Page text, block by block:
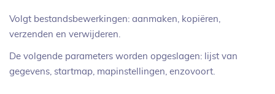
Volgt bestandsbewerkingen: aanmaken, kopiëren,
verzenden en verwijderen.
De volgende parameters worden opgeslagen: lijst van
gegevens, startmap, mapinstellingen, enzovoort.